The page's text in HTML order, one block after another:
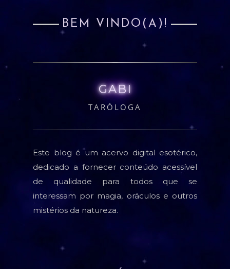
BEM VINDO(A)!
GABI
TARÓLOGA
Este blog é um acervo digital esotérico,
dedicado a fornecer conteúdo acessível
de qualidade para todos que se
interessam por magia, oráculos e outros
mistérios da natureza.